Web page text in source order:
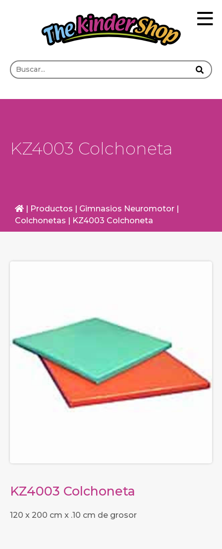
KZ4003 Colchoneta
| Productos | Gimnasios Neuromotor |
Colchonetas | KZ4003 Colchoneta
KZ4003 Colchoneta
120 x 200 cm x .10 cm de grosor